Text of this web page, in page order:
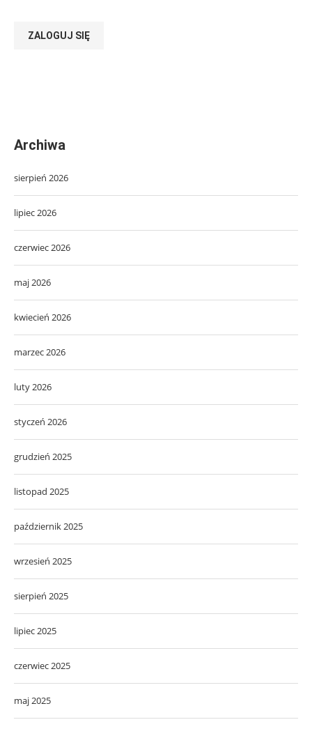
ZALOGUJ SIĘ
Archiwa
sierpień 2026
lipiec 2026
czerwiec 2026
maj 2026
kwiecień 2026
marzec 2026
luty 2026
styczeń 2026
grudzień 2025
listopad 2025
październik 2025
wrzesień 2025
sierpień 2025
lipiec 2025
czerwiec 2025
maj 2025